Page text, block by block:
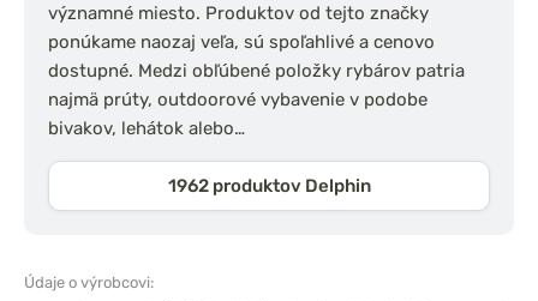
významné miesto. Produktov od tejto značky
ponúkame naozaj veľa, sú spoľahlivé a cenovo
dostupné. Medzi obľúbené položky rybárov patria
najmä prúty, outdoorové vybavenie v podobe
bivakov, lehátok alebo…
1962 produktov Delphin
Údaje o výrobcovi: